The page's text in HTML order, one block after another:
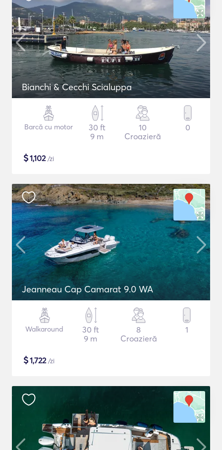
Bianchi & Cecchi Scialuppa
Barcă cu motor
30 ft
9 m
10
Croazieră
0
$1,102/zi
Jeanneau Cap Camarat 9.0 WA
Walkaround
30 ft
9 m
8
Croazieră
1
$1,722/zi